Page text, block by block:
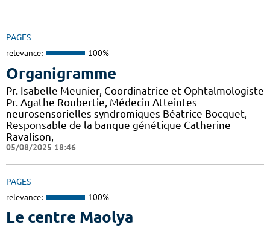
PAGES
relevance: 100%
Organigramme
Pr. Isabelle Meunier, Coordinatrice et Ophtalmologiste
Pr. Agathe Roubertie, Médecin Atteintes
neurosensorielles syndromiques Béatrice Bocquet,
Responsable de la banque génétique Catherine
Ravalison,
05/08/2025 18:46
PAGES
relevance: 100%
Le centre Maolya